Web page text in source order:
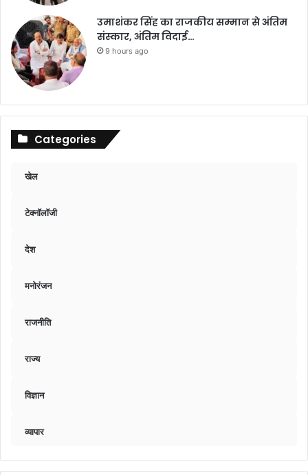
उमाशंकर सिंह का राजकीय सम्मान से अंतिम
संस्कार, अंतिम विदाई…
9 hours ago
Categories
खेल
टेक्नॉलॉजी
देश
मनोरंजन
राजनीति
राज्य
विज्ञान
व्यापार